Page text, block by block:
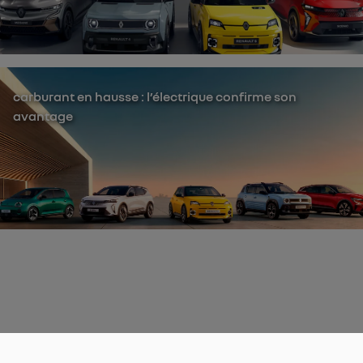
carburant en hausse : l’électrique confirme son
avantage